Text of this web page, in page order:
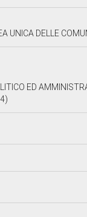
UNICA DELLE
ED